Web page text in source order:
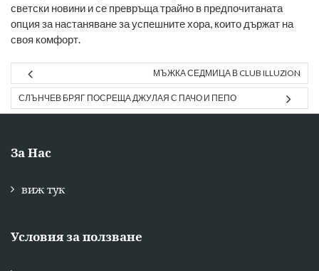
светски новини и се превръща трайно в предпочитаната
опция за настаняване за успешните хора, които държат на
своя комфорт.
МЪЖКА СЕДМИЦА В CLUB ILLUZION
СЛЪНЧЕВ БРЯГ ПОСРЕЩА ДЖУЛАЯ С ПАЧО И ПЕПО
За Нас
виж тук
Условия за ползване